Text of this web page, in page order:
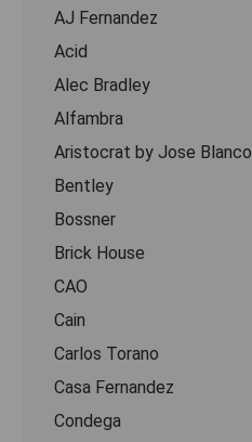
AJ Fernandez
Acid
Alec Bradley
Alfambra
Aristocrat by Jose Blanco
Bentley
Bossner
Brick House
CAO
Cain
Carlos Torano
Casa Fernandez
Condega